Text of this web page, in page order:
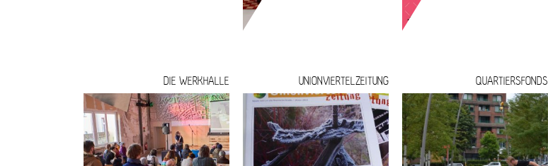
DIE WERKHALLE UNIONVIERTELZEITUNG QUARTIERSFONDS